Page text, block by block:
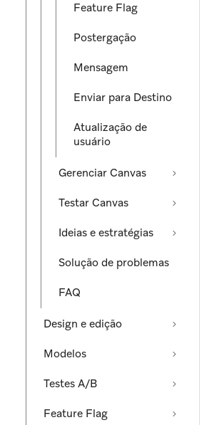
Feature Flag
Postergação
Mensagem
Enviar para Destino
Atualização de
usuário
Gerenciar Canvas
Testar Canvas
Ideias e estratégias
Solução de problemas
FAQ
Design e edição
Modelos
Testes A/B
Feature Flag